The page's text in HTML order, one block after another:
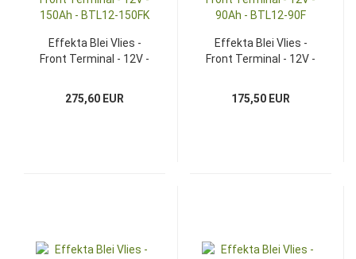
Effekta Blei Vlies -
Front Terminal - 12V -
275,60 EUR
Effekta Blei Vlies -
Front Terminal - 12V -
175,50 EUR